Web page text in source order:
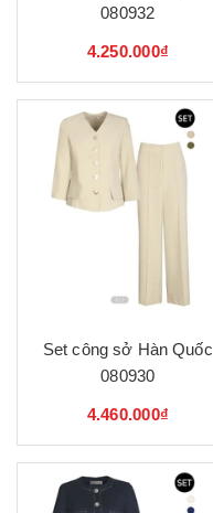
080932
4.250.000₫
Set công sở Hàn Quốc
080930
4.460.000₫